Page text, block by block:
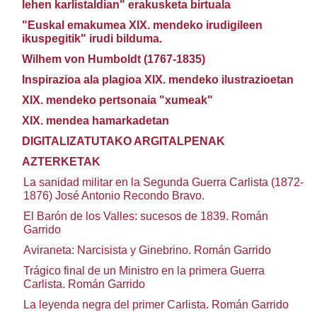
lehen karlistaldian" erakusketa birtuala
"Euskal emakumea XIX. mendeko irudigileen
ikuspegitik" irudi bilduma.
Wilhem von Humboldt (1767-1835)
Inspirazioa ala plagioa XIX. mendeko ilustrazioetan
XIX. mendeko pertsonaia "xumeak"
XIX. mendea hamarkadetan
DIGITALIZATUTAKO ARGITALPENAK
AZTERKETAK
La sanidad militar en la Segunda Guerra Carlista (1872-
1876) José Antonio Recondo Bravo.
El Barón de los Valles: sucesos de 1839. Román
Garrido
Aviraneta: Narcisista y Ginebrino. Román Garrido
Trágico final de un Ministro en la primera Guerra
Carlista. Román Garrido
La leyenda negra del primer Carlista. Román Garrido